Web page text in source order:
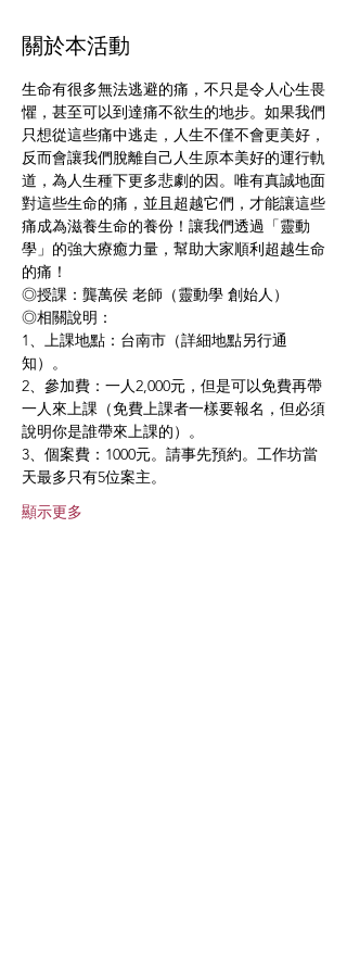
關於本活動
生命有很多無法逃避的痛，不只是令人心生畏
懼，甚至可以到達痛不欲生的地步。如果我們
只想從這些痛中逃走，人生不僅不會更美好，
反而會讓我們脫離自己人生原本美好的運行軌
道，為人生種下更多悲劇的因。唯有真誠地面
對這些生命的痛，並且超越它們，才能讓這些
痛成為滋養生命的養份！讓我們透過「靈動
學」的強大療癒力量，幫助大家順利超越生命
的痛！
◎授課：龔萬侯 老師（靈動學 創始人）
◎相關說明：
1、上課地點：台南市（詳細地點另行通
知）。
2、參加費：一人2,000元，但是可以免費再帶
一人來上課（免費上課者一樣要報名，但必須
說明你是誰帶來上課的）。
3、個案費：1000元。請事先預約。工作坊當
天最多只有5位案主。
顯示更多